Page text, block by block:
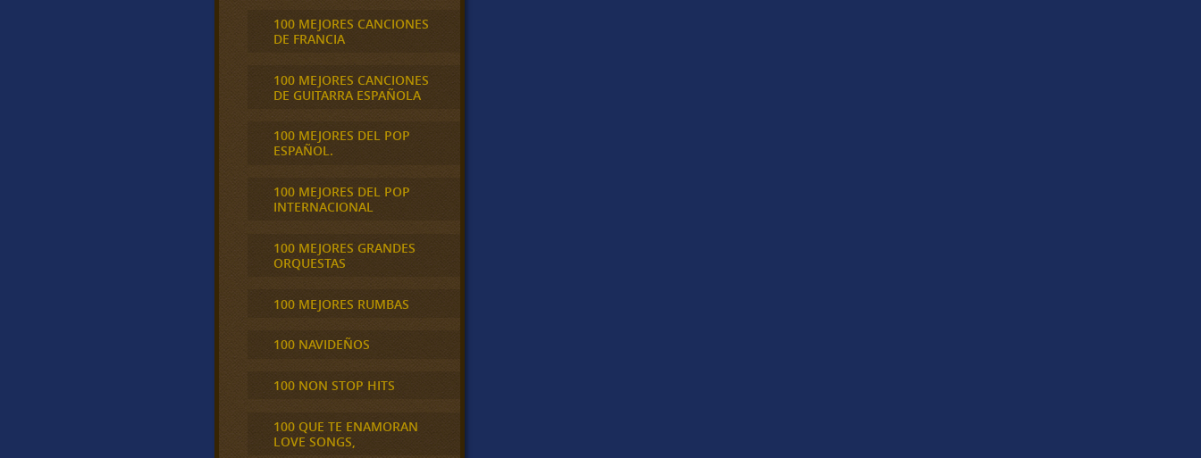
100 MEJORES CANCIONES
DE FRANCIA
100 MEJORES CANCIONES
DE GUITARRA ESPAÑOLA
100 MEJORES DEL POP
ESPAÑOL.
100 MEJORES DEL POP
INTERNACIONAL
100 MEJORES GRANDES
ORQUESTAS
100 MEJORES RUMBAS
100 NAVIDEÑOS
100 NON STOP HITS
100 QUE TE ENAMORAN
LOVE SONGS,